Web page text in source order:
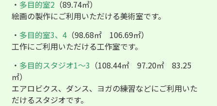
・ 多目的室2 （89.74㎡）
絵画の製作にご利用いただける美術室です。
・ 多目的室3、4 （98.68㎡ 106.69㎡）
工作にご利用いただける工作室です。
・ 多目的スタジオ1〜3 （108.44㎡ 97.20㎡ 83.25
㎡）
エアロビクス、ダンス、ヨガの練習などにご利用いた
だけるスタジオです。